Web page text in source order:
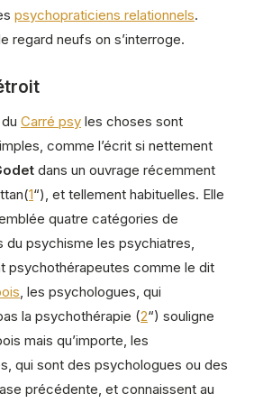
psychopraticiens relationnels.
regard neufs on s’interroge.
Carré psy les choses sont
comme l’écrit si nettement
dans un ouvrage récemment
1“), et tellement habituelles. Elle
quatre catégories de
du psychisme les psychiatres,
psychothérapeutes comme le dit
, les psychologues, qui
la psychothérapie (2“) souligne
mais qu’importe, les
qui sont des psychologues ou des
précédente, et connaissent au